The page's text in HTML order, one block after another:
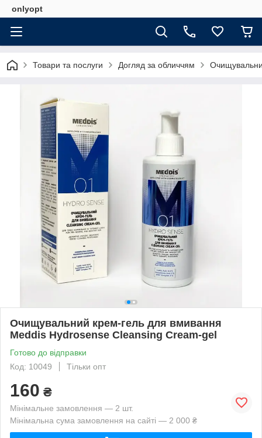
onlyopt
Товари та послуги Догляд за обличчям
Очищувальний крем-гель для вмивання
Meddis Hydrosense Cleansing Cream-gel
Готово до відправки
Код: 10049
Тільки опт
160 ₴
Мінімальне замовлення — 2 шт.
Мінімальна сума замовлення на сайті — 2 000 ₴